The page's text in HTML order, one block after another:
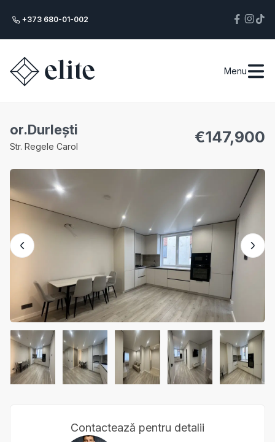
+373 680-01-002
Menu
or.Durlești
Str. Regele Carol
€147,900
Contactează pentru detalii